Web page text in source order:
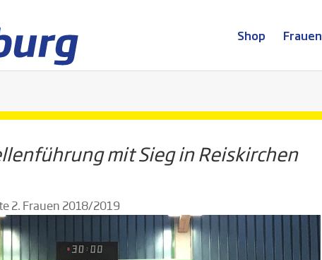
Shop Frauen
mit Sieg in Reiskirchen
2. Frauen 2018/2019